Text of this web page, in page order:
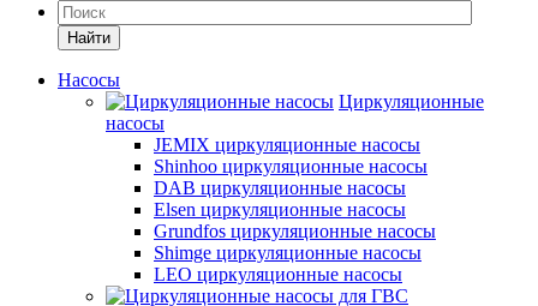
Найти
Насосы
Циркуляционные
насосы
JEMIX циркуляционные насосы
Shinhoo циркуляционные насосы
DAB циркуляционные насосы
Elsen циркуляционные насосы
Grundfos циркуляционные насосы
Shimge циркуляционные насосы
LEO циркуляционные насосы